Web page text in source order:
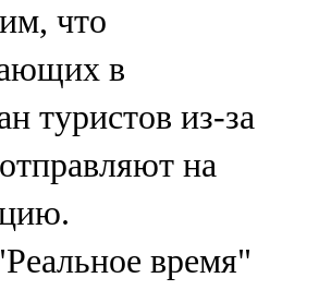
что
в
туристов из-за
на
время"